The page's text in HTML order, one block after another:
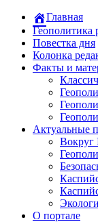
Главная
Геополитика
Повестка дня
Колонка
Факты и
Актуальные
Вокруг
О портале